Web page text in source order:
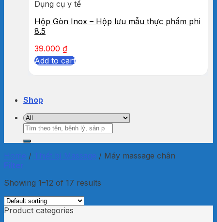
Dụng cụ y tế
Hộp Gòn Inox – Hộp lưu mẫu thực phẩm phi
8.5
39.000 ₫
Add to cart
Shop
Search
for:
Home / Thiết bị Massage / Máy massage chân
Filter
Showing 1–12 of 17 results
Product categories